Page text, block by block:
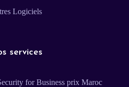
Logiciels
services
for Business prix Maroc